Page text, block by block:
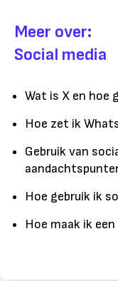
Meer over:
Social media
Wat is X en hoe
Hoe zet ik
Gebruik van
Hoe gebruik ik
Hoe maak ik